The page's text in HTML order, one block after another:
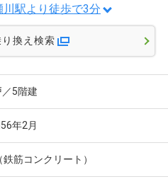
川駅より徒歩で3分
り換え検索
／5階建
年2月
鉄筋コンクリート）